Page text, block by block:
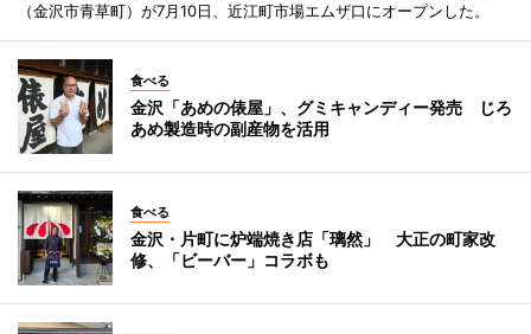
（金沢市青草町）が7月10日、近江町市場エムザ口にオープンした。
食べる
金沢「あめの俵屋」、グミキャンディー発売 じろ
あめ製造時の副産物を活用
食べる
金沢・片町に炉端焼き店「璃然」 大正の町家改
修、「ビーバー」コラボも